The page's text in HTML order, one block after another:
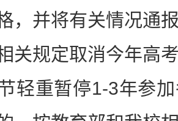
，并将有关情况通
关规定取消今年高
轻重暂停1-3年参